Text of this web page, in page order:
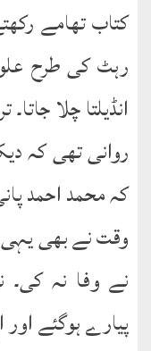
کتاب تھامے
رہٹ کی طرح
انڈیلتا چلا
روانی تھی کہ
کہ محمد احمد
وقت نے بھی یہی
نے وفا نہ کی۔
پیارے ہوگئے اور